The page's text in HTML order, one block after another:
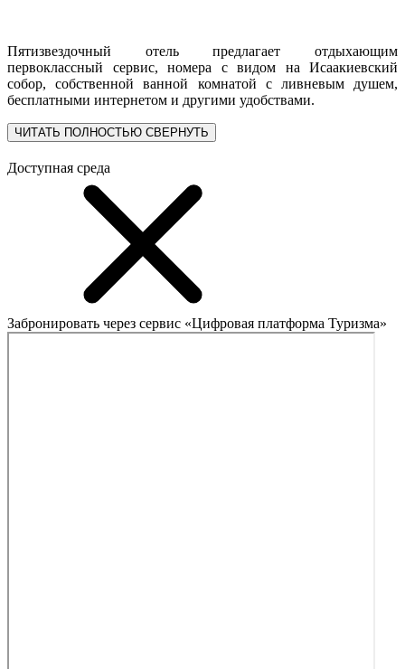
Пятизвездочный отель предлагает отдыхающим
первоклассный сервис, номера с видом на Исаакиевский
собор, собственной ванной комнатой с ливневым душем,
бесплатными интернетом и другими удобствами.
ЧИТАТЬ ПОЛНОСТЬЮ СВЕРНУТЬ
Доступная среда
Забронировать через сервис «Цифровая платформа Туризма»